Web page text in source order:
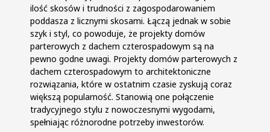
ilość skosów i trudności z zagospodarowaniem
poddasza z licznymi skosami. Łączą jednak w sobie
szyk i styl, co powoduje, że projekty domów
parterowych z dachem czterospadowym są na
pewno godne uwagi. Projekty domów parterowych z
dachem czterospadowym to architektoniczne
rozwiązania, które w ostatnim czasie zyskują coraz
większą popularność. Stanowią one połączenie
tradycyjnego stylu z nowoczesnymi wygodami,
spełniając różnorodne potrzeby inwestorów.